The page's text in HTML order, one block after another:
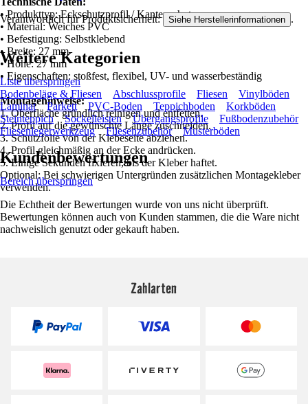
• Produkttyp: Eckschutzprofil / Kantenschutz
• Material: Weiches PVC
• Befestigung: Selbstklebend
• Breite: 27 mm
• Höhe: 27 mm
• Eigenschaften: stoßfest, flexibel, UV- und wasserbeständig
Montagehinweise:
1. Oberfläche gründlich reinigen und entfetten.
2. Profil auf die gewünschte Länge zuschneiden.
3. Schutzfolie von der Klebeseite abziehen.
4. Profil gleichmäßig an der Ecke andrücken.
5. Einige Sekunden fixieren, bis der Kleber haftet.
Optional: Bei schwierigen Untergründen zusätzlichen Montagekleber
verwenden.
Verantwortlich für Produktsicherheit: Siehe Herstellerinformationen .
Weitere Kategorien
Liste überspringen
Bodenbeläge & Fliesen
Abschlussprofile Fliesen
Vinylböden
Laminat
Parkett PVC-Boden Teppichboden
Korkböden
Steinteppich
Sockelleisten Übergangsprofile
Fußbodenzubehör
Fliesenlegerwerkzeug
Fliesenzubehör Musterböden
Kundenbewertungen
Bereich überspringen
Die Echtheit der Bewertungen wurde von uns nicht überprüft.
Bewertungen können auch von Kunden stammen, die die Ware nicht
nachweislich genutzt oder gekauft haben.
Zahlarten